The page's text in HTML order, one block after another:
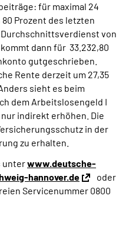
für maximal 24
Prozent des letzten
von
dann für 33.232,80
gutgeschrieben.
Rente derzeit um 27,35
sieht es beim
dem Arbeitslosengeld I
indirekt erhöhen. Die
in der
zu erhalten.
unterwww.deutsche-
hannover.de
oder
Servicenummer 0800